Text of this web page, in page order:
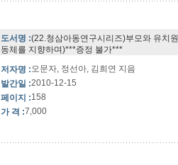
도서명 :(22.청삼아동연구시리즈)부모와 유치
동체를 지향하며)***증정 불가***
저자명 :오문자, 정선아, 김희연 지음
발간일 :2010-12-15
페이지 :158
가 격 :7,000